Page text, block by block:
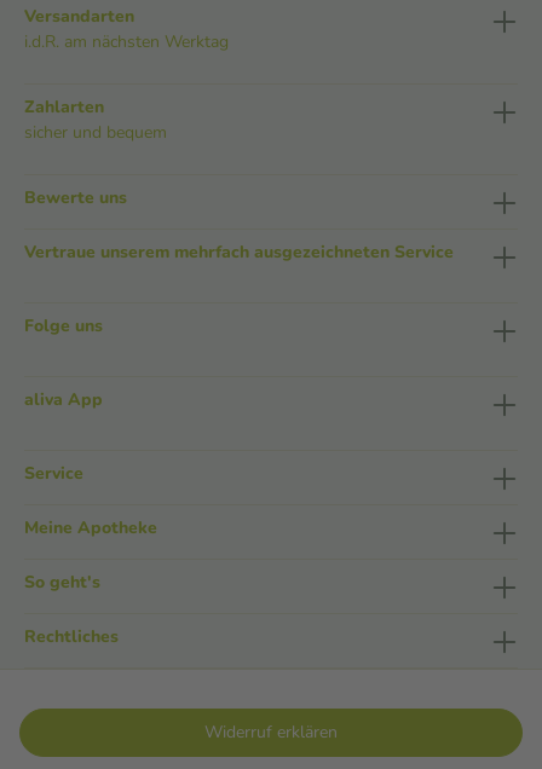
Versandarten
i.d.R. am nächsten Werktag
Zahlarten
sicher und bequem
Bewerte uns
Vertraue unserem mehrfach ausgezeichneten Service
Folge uns
aliva App
Service
Meine Apotheke
So geht's
Rechtliches
Widerruf erklären